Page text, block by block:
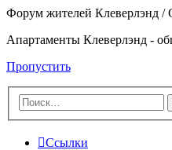
Форум жителей Клеверлэнд /
Апартаменты Клеверлэнд -
Пропустить
Ссылки